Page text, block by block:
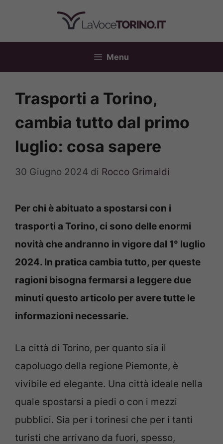
contenuto
Menu
Trasporti a Torino,
cambia tutto dal primo
luglio: cosa sapere
30 Giugno 2024 di Rocco Grimaldi
Per chi è abituato a spostarsi con i
trasporti a Torino, ci sono delle enormi
novità che andranno in vigore dal 1° luglio
2024. In pratica cambia tutto, per queste
ragioni bisogna fermarsi a leggere due
minuti questo articolo per avere tutte le
informazioni necessarie.
La città di Torino, per quanto sia il
capoluogo della regione Piemonte, è
vivibile ed elegante. Una città ideale nella
quale spostarsi a piedi o con i mezzi
pubblici. Sia per i torinesi che per i tanti
turisti che arrivano da fuori, spesso,